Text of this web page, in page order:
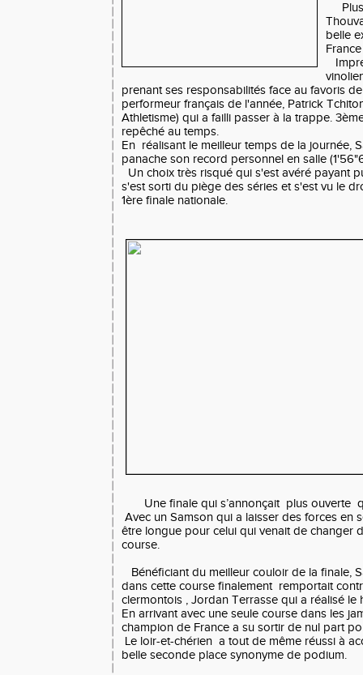
Plus
belle
prenant ses responsabilités face au favoris
performeur français de l'année, Patrick
Athletisme) qui a failli passer à la trappe.
repêché au temps.
En réalisant le meilleur temps de la journée,
panache son record personnel en salle
Un choix très risqué qui s'est avéré payant
s'est sorti du piège des séries et s'est vu le
1ère finale nationale.
Une finale qui s’annonçait plus ouverte
Avec un Samson qui a laisser des forces en
être longue pour celui qui venait de changer
course.
Bénéficiant du meilleur couloir de la finale,
dans cette course finalement remportait
clermontois , Jordan Terrasse qui a réalisé
En arrivant avec une seule course dans les
champion de France a su sortir de nul part
Le loir-et-chérien a tout de même réussi à
belle seconde place synonyme de podium.